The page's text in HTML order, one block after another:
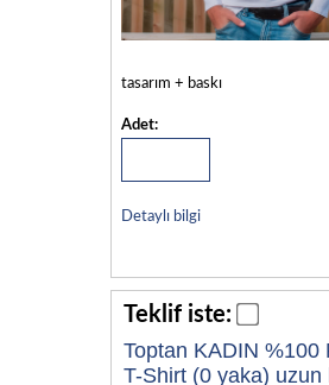
tasarım + baskı
Adet:
Detaylı bilgi
Teklif iste:
Toptan KADIN %100
T-Shirt (0 yaka) uzun